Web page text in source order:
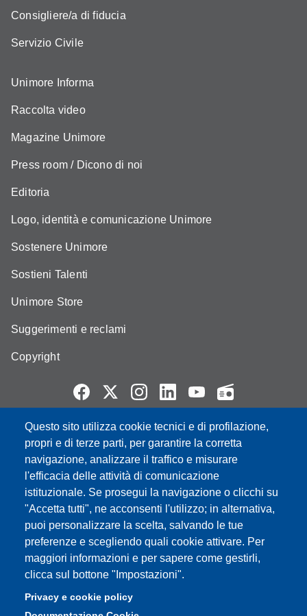
Questo sito utilizza cookie tecnici e di profilazione,
propri e di terze parti, per garantire la corretta
navigazione, analizzare il traffico e misurare
l'efficacia delle attività di comunicazione
istituzionale. Se prosegui la navigazione o clicchi su
"Accetta tutti", ne acconsenti l'utilizzo; in alternativa,
puoi personalizzare la scelta, salvando le tue
preferenze e scegliendo quali cookie attivare. Per
maggiori informazioni e per sapere come gestirli,
clicca sul bottone "Impostazioni".
Privacy e cookie policy
Consigliere/a di fiducia
Servizio Civile
Unimore Informa
Raccolta video
Magazine Unimore
Press room / Dicono di noi
Editoria
Logo, identità e comunicazione Unimore
Sostenere Unimore
Sostieni Talenti
Unimore Store
Suggerimenti e reclami
Copyright
Partita IVA: 00427620364
e-mail: urp@unimore.it
PEC: primo contatto: urp@pec.unimore.it
Indirizzo ReGIndE per notifica Atti Processuali:
direzionelegale@pec.unimore.it
Sede di Modena: Via Università 4, 41121 Modena, Tel. 059
2056511 - Fax 059 245156
Sede di Reggio Emilia: Viale A. Allegri 9, 42121 Reggio
Emilia, Tel. 0522 523041 - Fax 0522 523045